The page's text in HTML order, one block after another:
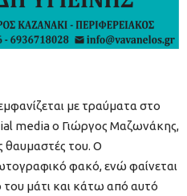
με τραύματα στο
media o Γιώργος Μαζωνάκης,
θαυμαστές του. Ο
φακό, ενώ φαίνεται
του μάτι και κάτω από αυτό